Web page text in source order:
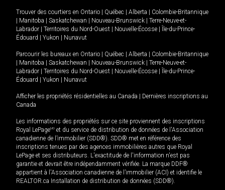
Trouver des courtiers en Ontario Québec Alberta
Colombie-Britannique
Manitoba Saskatchewan Nouveau-Brunswick
Terre-Neuve-et-
Labrador
Territoires du Nord-Ouest Nouvelle-Écosse
Île-du-Prince-
Édouard
Yukon Nunavut
Parcourir les bureaux en Ontario Québec Alberta
Colombie-Britannique
Manitoba Saskatchewan Nouveau-Brunswick
Terre-Neuve-et-
Labrador
Territoires du Nord-Ouest Nouvelle-Écosse
Île-du-Prince-
Édouard
Yukon Nunavut
Afficher les propriétés résidentielles au Canada
Dernières inscriptions au
Canada
Les informations des propriétés sur ce site proviennent des inscriptions
Royal LePageMD et du service de distribution de données de l'Association
canadienne de l’immobilier (SDD®). SDD® met en référence des
inscriptions tenues par des agences immobilières autres que Royal
LePage et ses distributeurs. L'exactitude de l'information n'est pas
garantie et devrait être indépendamment vérifiée. La marque DDF®
appartient à l'Association canadienne de l’immobilier (ACI) et identifie le
REALTOR.ca Installation de distribution de données (SDD®).